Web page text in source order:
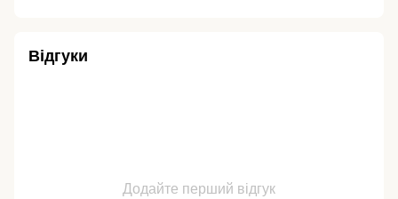
Відгуки
Додайте перший відгук